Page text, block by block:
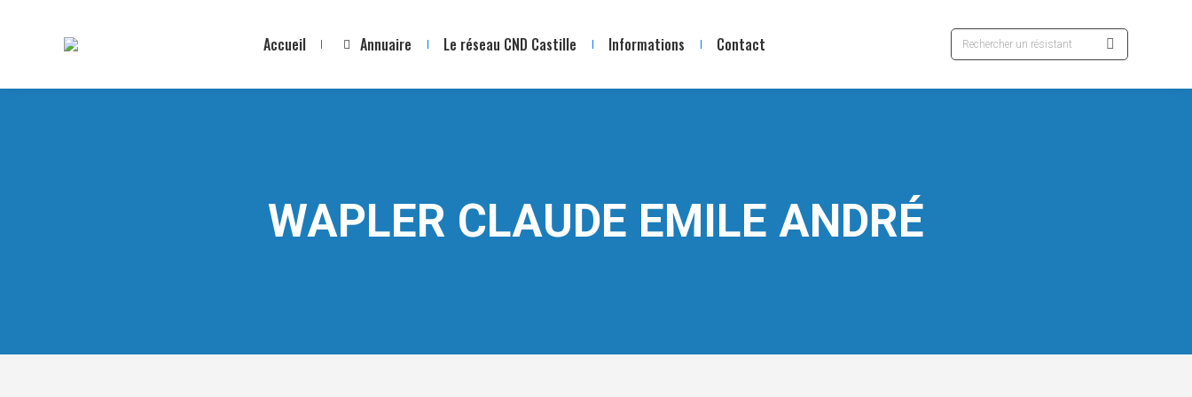
Accueil Annuaire Le réseau CND Castille Informations Contact
Recherche
:
WAPLER CLAUDE EMILE ANDRÉ